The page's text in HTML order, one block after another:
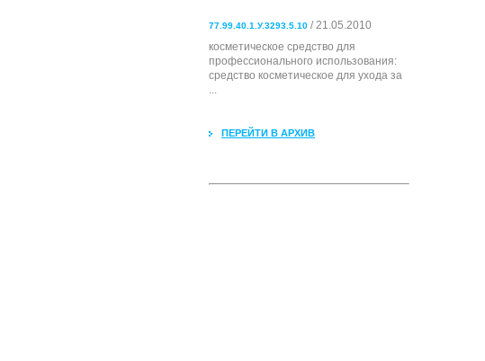
77.99.40.1.У.3293.5.10 / 21.05.2010
косметическое средство для
профессионального использования:
cредство косметическое для ухода за
...
ПЕРЕЙТИ В АРХИВ